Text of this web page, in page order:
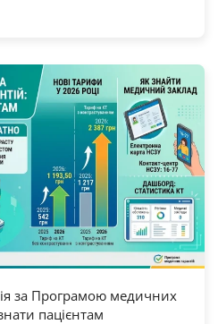
за Програмою медичних
пацієнтам